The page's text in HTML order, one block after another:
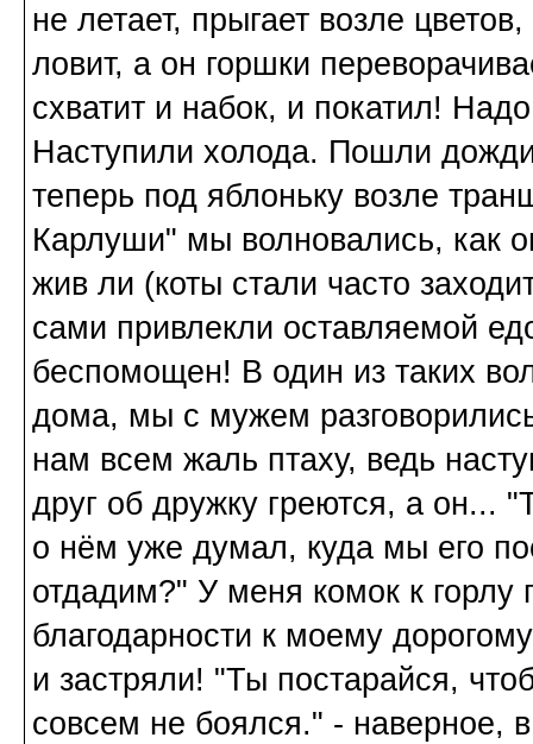
не летает, прыгает возле
ловит, а он горшки
схватит и набок, и покатил!
Наступили холода. Пошли
теперь под яблоньку возле
Карлуши" мы волновались, как
жив ли (коты стали часто
сами привлекли оставляемой
беспомощен! В один из таких
дома, мы с мужем
нам всем жаль птаху, ведь
друг об дружку греются, а он...
о нём уже думал, куда мы его
отдадим?" У меня комок к
благодарности к моему
и застряли! "Ты постарайся,
совсем не боялся." - наверное,